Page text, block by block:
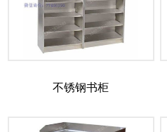
不锈钢书柜